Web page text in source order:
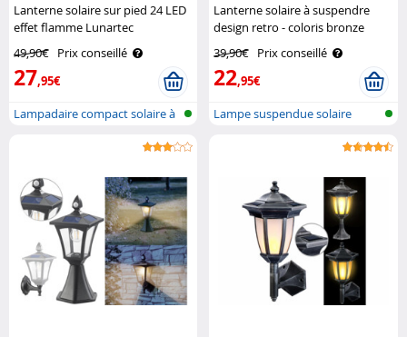
Lanterne solaire sur pied 24 LED
effet flamme Lunartec
49,90€ Prix conseillé
27,95€
Lampadaire compact solaire à
Lanterne solaire à suspendre
design retro - coloris bronze
39,90€ Prix conseillé
22,95€
Lampe suspendue solaire